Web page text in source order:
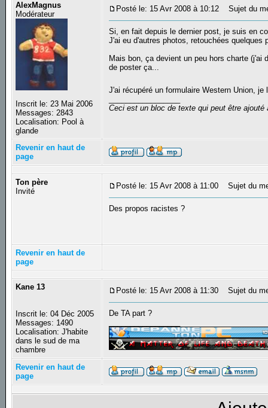
AlexMagnus
Modérateur
Inscrit le: 23 Mai 2006
Messages: 2843
Localisation: Pool à
glande
Posté le: 15 Avr 2008 à 10:12 Sujet du
Si, en fait depuis le dernier post, je suis en
J'ai eu d'autres photos, retouchées
Mais bon, ça devient un peu hors charte
de poster ça...
J'ai récupéré un formulaire Western Union,
Ceci est un bloc de texte qui peut être
Revenir en haut de
page
Ton père
Invité
Posté le: 15 Avr 2008 à 11:00 Sujet du
Des propos racistes ?
Revenir en haut de
page
Kane 13
Inscrit le: 04 Déc 2005
Messages: 1490
Localisation: J'habite
dans le sud de ma
chambre
Posté le: 15 Avr 2008 à 11:30 Sujet du
De TA part ?
Revenir en haut de
page